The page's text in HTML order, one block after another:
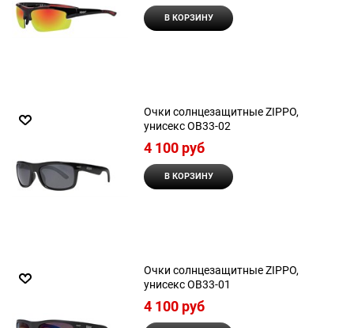
В КОРЗИНУ
Очки солнцезащитные ZIPPO,
унисекс OB33-02
4 100 руб
В КОРЗИНУ
Очки солнцезащитные ZIPPO,
унисекс OB33-01
4 100 руб